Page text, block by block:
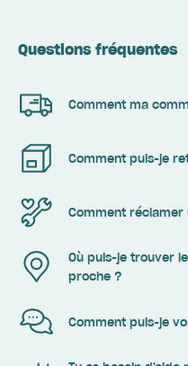
Questions fréquentes
Comment ma
Comment puis-je
Comment réclamer
Où puis-je trouver
proche ?
Comment puis-je